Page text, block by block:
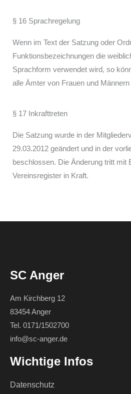
§ 16 Sprachregelung
Wenn im Text der Satzung oder
Funktions­bezeichnungen die
Sprachform verwendet wird, so
alle Ämter von Frauen und
§ 17 Inkrafttreten
Die Satzung wurde in der
29.03.2012 geändert und in der
beschlossen. Die Änderung tritt mit
Vereinsregister in Kraft.
SC Anger
Am Kirchberg 12
83454 Anger
Tel. 0171/1502700
info@sc-anger.de
Wichtige Infos
Datenschutz